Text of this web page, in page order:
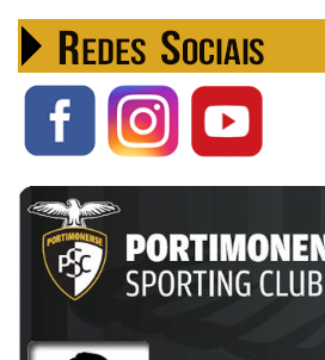
01/05/2025
10.ªJornada
Portimonense
Parque Desportivo
11.ªJornada
1
Parque
05/04/2025